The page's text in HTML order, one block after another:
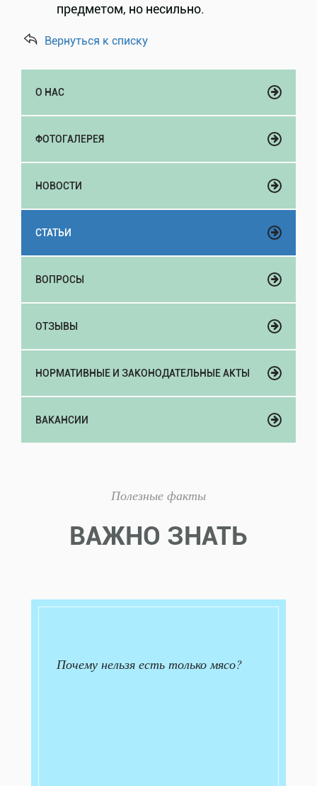
предметом, но несильно.
Вернуться к списку
О НАС
ФОТОГАЛЕРЕЯ
НОВОСТИ
СТАТЬИ
ВОПРОСЫ
ОТЗЫВЫ
НОРМАТИВНЫЕ И ЗАКОНОДАТЕЛЬНЫЕ АКТЫ
ВАКАНСИИ
Полезные факты
ВАЖНО ЗНАТЬ
Почему нельзя есть только мясо?